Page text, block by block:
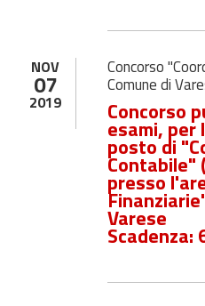
NOV
07
2019
Concorso
Comune di
Concorso
esami, per
posto di
Contabile"
presso
Varese
Scadenza: